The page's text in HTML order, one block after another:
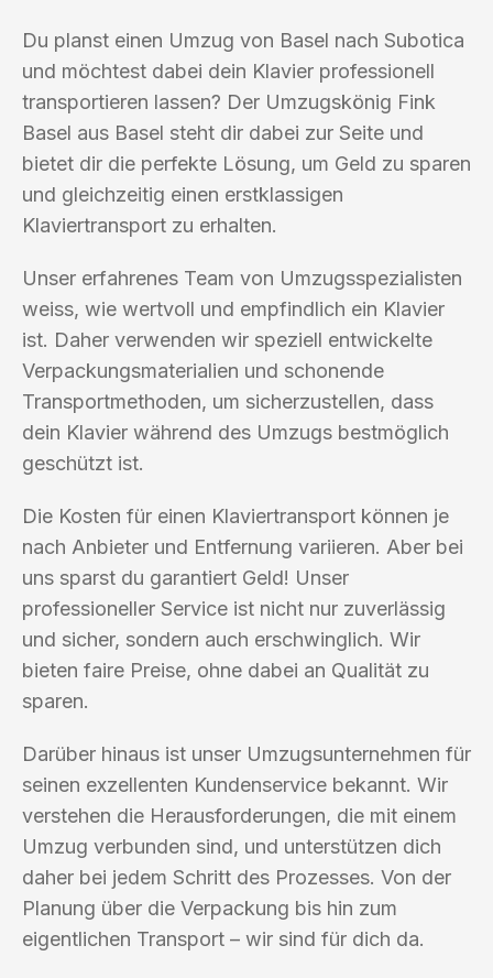
Du planst einen Umzug von Basel nach Subotica
und möchtest dabei dein Klavier professionell
transportieren lassen? Der Umzugskönig Fink
Basel aus Basel steht dir dabei zur Seite und
bietet dir die perfekte Lösung, um Geld zu sparen
und gleichzeitig einen erstklassigen
Klaviertransport zu erhalten.
Unser erfahrenes Team von Umzugsspezialisten
weiss, wie wertvoll und empfindlich ein Klavier
ist. Daher verwenden wir speziell entwickelte
Verpackungsmaterialien und schonende
Transportmethoden, um sicherzustellen, dass
dein Klavier während des Umzugs bestmöglich
geschützt ist.
Die Kosten für einen Klaviertransport können je
nach Anbieter und Entfernung variieren. Aber bei
uns sparst du garantiert Geld! Unser
professioneller Service ist nicht nur zuverlässig
und sicher, sondern auch erschwinglich. Wir
bieten faire Preise, ohne dabei an Qualität zu
sparen.
Darüber hinaus ist unser Umzugsunternehmen für
seinen exzellenten Kundenservice bekannt. Wir
verstehen die Herausforderungen, die mit einem
Umzug verbunden sind, und unterstützen dich
daher bei jedem Schritt des Prozesses. Von der
Planung über die Verpackung bis hin zum
eigentlichen Transport – wir sind für dich da.